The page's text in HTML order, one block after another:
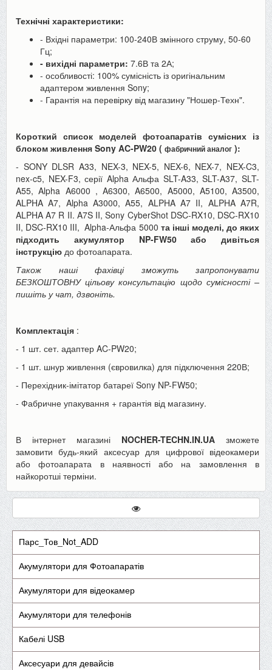
Технічні характеристики:
- Вхідні параметри: 100-240В змінного струму, 50-60
Гц;
- вихідні параметри: 7.6В та 2А;
- особливості: 100% сумісність із оригінальним
адаптером живлення Sony;
- Гарантія на перевірку від магазину "Ношер-Техн".
Короткий список моделей фотоапаратів сумісних із
блоком живлення Sony AC-PW20 ( фабричний аналог ):
- SONY DLSR A33, NEX-3, NEX-5, NEX-6, NEX-7, NEX-C3,
nex-c5, NEX-F3, серії Alpha Альфа SLT-A33, SLT-A37, SLT-
A55, Alpha A6000 , A6300, A6500, A5000, A5100, A3500,
ALPHA A7, Alpha A3000, A55, ALPHA A7 II, ALPHA A7R,
ALPHA A7 R II. A7S II, Sony CyberShot DSC-RX10, DSC-RX10
II, DSC-RX10 III,Alpha-Альфа 5000 та інші моделі, до яких
підходить акумулятор NP-FW50 або дивіться
інструкцію до фотоапарата.
Також наші фахівці зможуть запропонувати
БЕЗКОШТОВНУ цільову консультацію щодо сумісності –
пишіть у чат, дзвоніть.
Комплектація :
- 1 шт. сет. адаптер AC-PW20;
- 1 шт. шнур живлення (євровилка) для підключення 220В;
- Перехідник-імітатор батареї Sony NP-FW50;
- Фабричне упакування + гарантія від магазину.
В інтернет магазині NOCHER-TECHN.IN.UA зможете
замовити будь-який аксесуар для цифрової відеокамери
або фотоапарата в наявності або на замовлення в
найкоротші терміни.
Парс_Тов_Not_ADD
Акумулятори для Фотоапаратів
Акумулятори для відеокамер
Акумулятори для телефонів
Кабелі USB
Аксесуари для девайсів